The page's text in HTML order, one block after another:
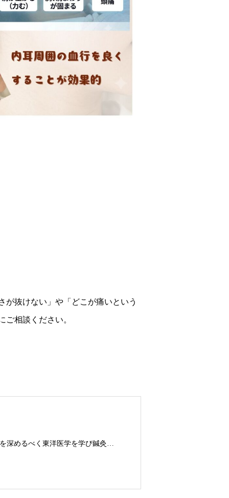
が抜けない」や「どこが痛いという
相談ください。
鍼灸師。体育大学出身。フィットネストレーナーとして10年勤務。さらに探求を深めるべく東洋医学を学び鍼灸師に転身。治療歴20年。体の整体治療、食いしばり改善治療、その他顔鍼など様々な症状の施術に日々、奔走しております。